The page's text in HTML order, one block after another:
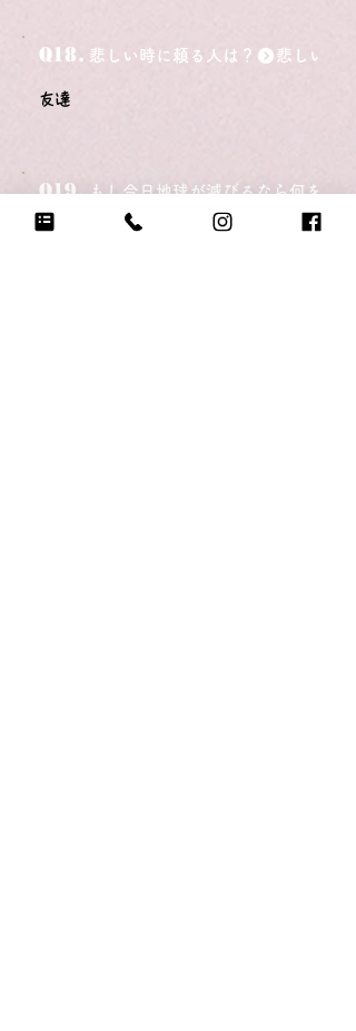
Q18. 悲しい時に頼る人は？
友達
Q19. もし今日地球が滅びるなら何をする
チアをする